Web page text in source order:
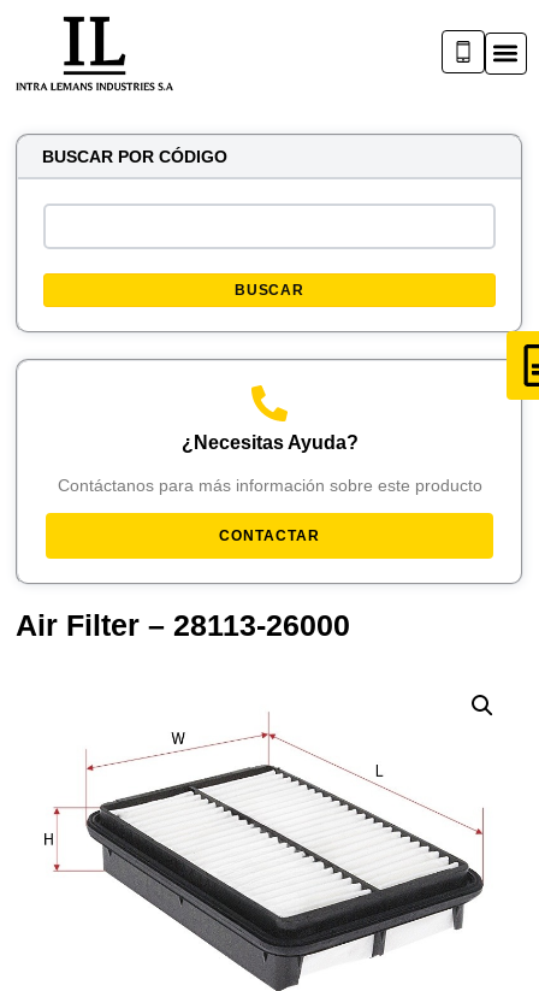
BUSCAR POR CÓDIGO
BUSCAR
¿Necesitas Ayuda?
Contáctanos para más información sobre este producto
CONTACTAR
Air Filter – 28113-26000